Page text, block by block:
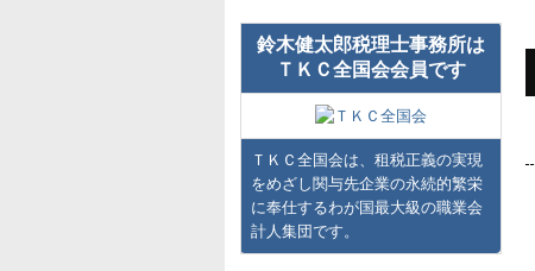
鈴木健太郎税理士事務所は
ＴＫＣ全国会会員です
ＴＫＣ全国会は、租税正義の実現
をめざし関与先企業の永続的繁栄
に奉仕するわが国最大級の職業会
計人集団です。